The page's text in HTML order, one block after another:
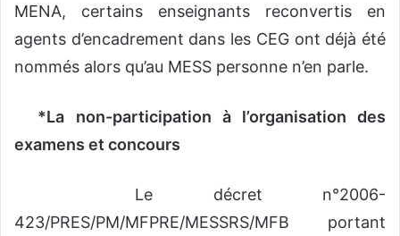
MENA, certains enseignants reconvertis en
agents d’encadrement dans les CEG ont déjà été
nommés alors qu’au MESS personne n’en parle.
*La non-participation à l’organisation des
examens et concours
Le décret n°2006-
423/PRES/PM/MFPRE/MESSRS/MFB portant